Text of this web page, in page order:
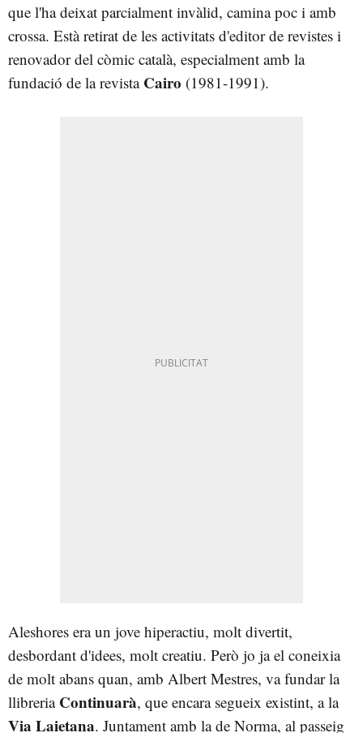
que l'ha deixat parcialment invàlid, camina poc i amb
crossa. Està retirat de les activitats d'editor de revistes i
renovador del còmic català, especialment amb la
fundació de la revista Cairo (1981-1991).
Aleshores era un jove hiperactiu, molt divertit,
desbordant d'idees, molt creatiu. Però jo ja el coneixia
de molt abans quan, amb Albert Mestres, va fundar la
llibreria Continuarà, que encara segueix existint, a la
Via Laietana. Juntament amb la de Norma, al passeig